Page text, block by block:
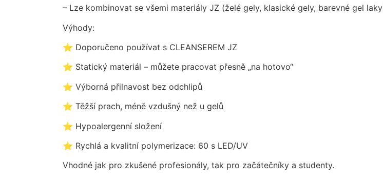
– Lze kombinovat se všemi materiály JZ (želé gely, klasické gely, barevné gel
Výhody:
⭐ Doporučeno používat s CLEANSEREM JZ
⭐ Statický materiál – můžete pracovat přesně „na hotovo“
⭐ Výborná přilnavost bez odchlipů
⭐ Těžší prach, méně vzdušný než u gelů
⭐ Hypoalergenní složení
⭐ Rychlá a kvalitní polymerizace: 60 s LED/UV
Vhodné jak pro zkušené profesionály, tak pro začátečníky a studenty.